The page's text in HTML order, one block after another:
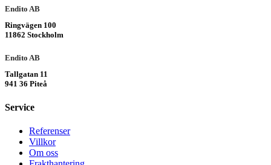
Endito AB
Ringvägen 100
11862 Stockholm
Endito AB
Tallgatan 11
941 36 Piteå
Service
Referenser
Villkor
Om oss